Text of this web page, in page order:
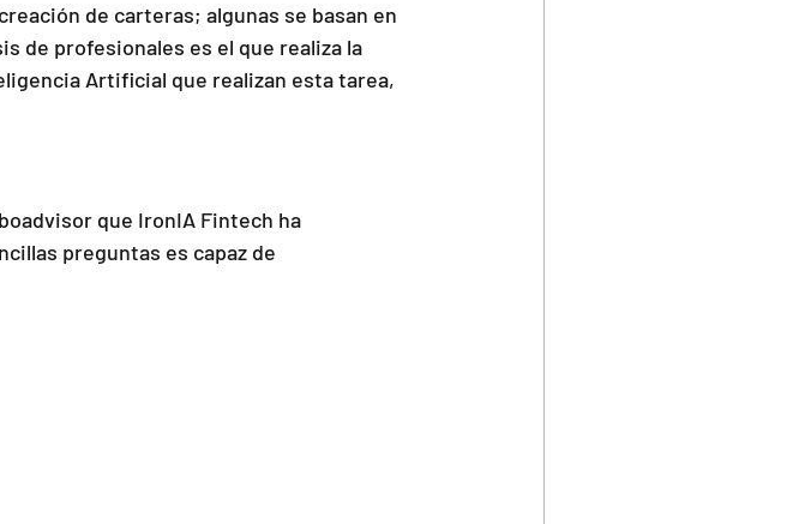
de carteras; algunas se basan en
de profesionales es el que realiza la
Artificial que realizan esta tarea,
que IronIA Fintech ha
preguntas es capaz de